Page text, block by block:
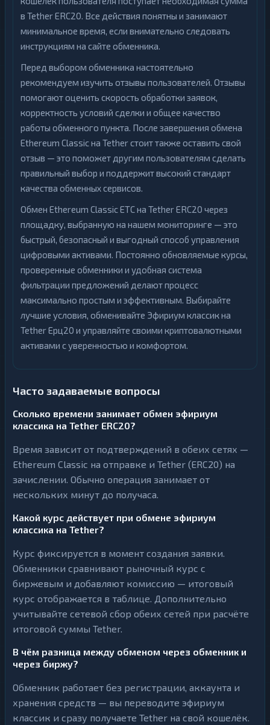
в Tether ERC20. Все действия понятны и занимают
минимальное время, если внимательно следовать
инструкциям на сайте обменника.
Перед выбором обменника настоятельно
рекомендуем изучить отзывы пользователей. Отзывы
помогают оценить скорость обработки заявок,
корректность условий сделки и общее качество
работы обменного пункта. После завершения обмена
Ethereum Classic на Tether стоит также оставить свой
отзыв — это поможет другим пользователям сделать
правильный выбор и поддержит высокий стандарт
качества обменных сервисов.
Обмен Ethereum Classic ETC на Tether ERC20 через
площадку, выбранную на нашем мониторинге — это
быстрый, безопасный и выгодный способ управления
цифровыми активами. Постоянно обновляемые курсы,
проверенные обменники и удобная система
фильтрации предложений делают процесс
максимально простым и эффективным. Выбирайте
лучшие условия, обменивайте Эфириум классик на
Tether Ерц20 и управляйте своими криптовалютными
активами с уверенностью и комфортом.
Часто задаваемые вопросы
Сколько времени занимает обмен эфириум
классика на Tether ERC20?
Время зависит от подтверждений в обеих сетях —
Ethereum Classic на отправке и Tether (ERC20) на
зачислении. Обычно операция занимает от
нескольких минут до получаса.
Какой курс действует при обмене эфириум
классика на Tether?
Курс фиксируется в момент создания заявки.
Обменники сравнивают рыночный курс с
биржевым и добавляют комиссию — итоговый
курс отображается в таблице. Дополнительно
учитывайте сетевой сбор обеих сетей при расчёте
итоговой суммы Tether.
В чём разница между обменом через обменник и
через биржу?
Обменник работает без регистрации, аккаунта и
хранения средств — вы переводите эфириум
классик и сразу получаете Tether на свой кошелёк.